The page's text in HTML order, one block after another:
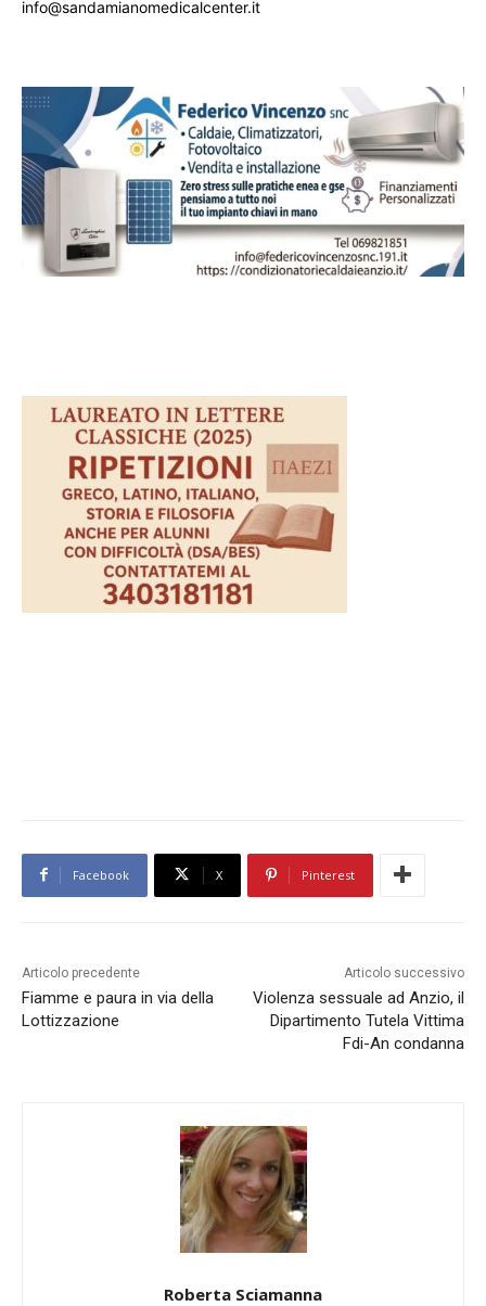
info@sandamianomedicalcenter.it
Facebook X Pinterest
Articolo precedente
Fiamme e paura in via della
Lottizzazione
Articolo successivo
Violenza sessuale ad Anzio, il
Dipartimento Tutela Vittima
Fdi-An condanna
Roberta Sciamanna